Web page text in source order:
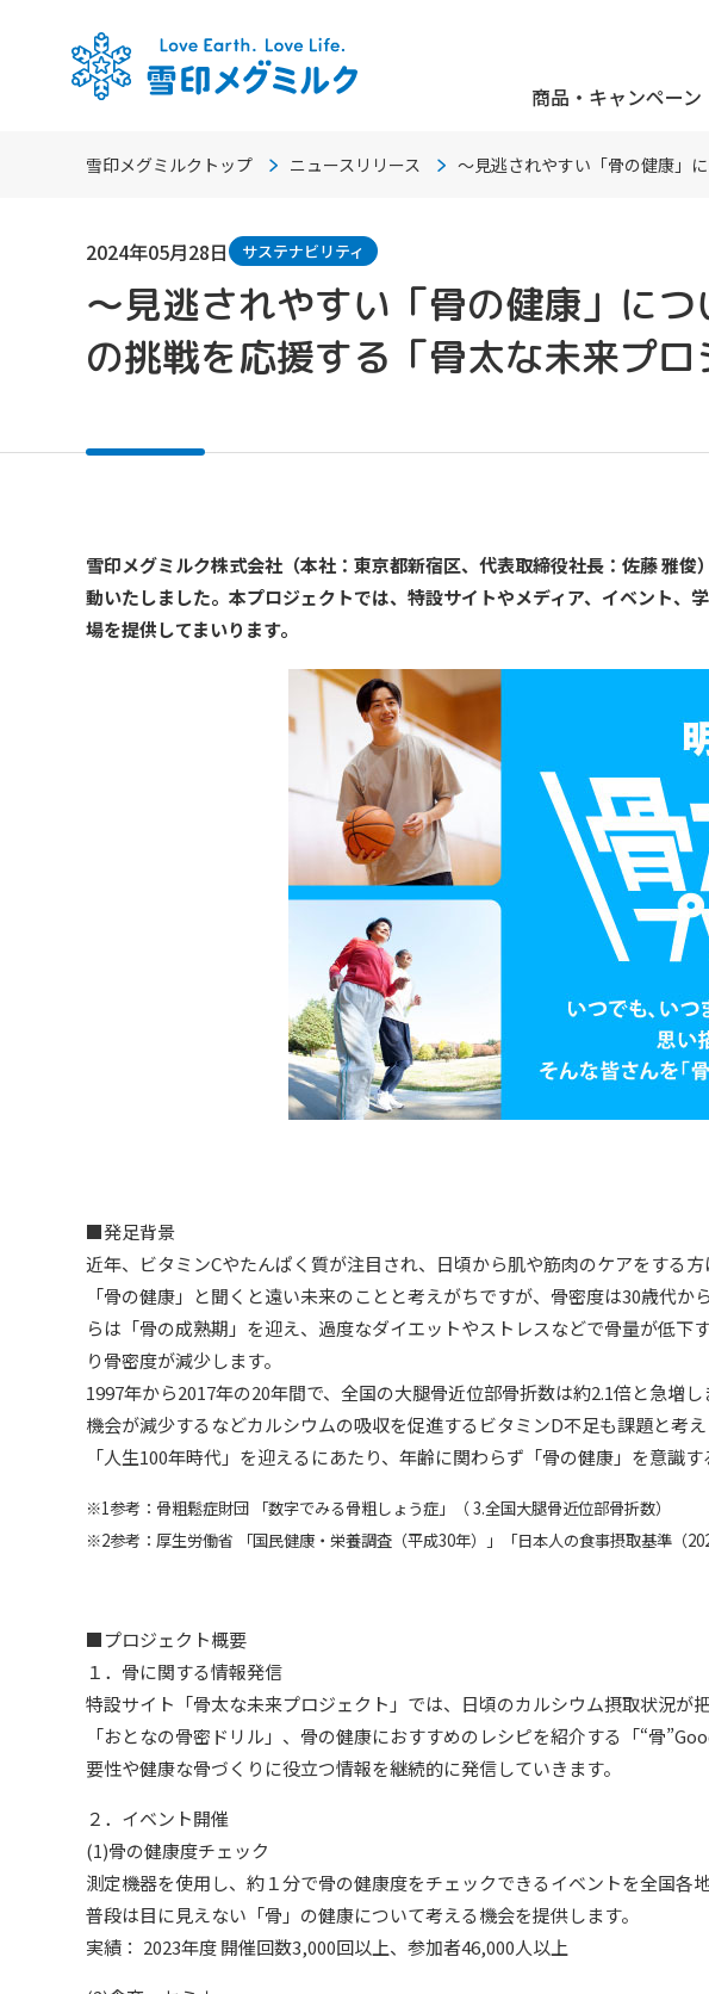
商品・ キャンペーン
雪印メグミルクトップ ニュースリリース ～見逃されやすい「骨の健康」
2024年05月28日 サステナビリティ
～見逃されやすい「骨の健康」に
の挑戦を応援する「骨太な未来プ
雪印メグミルク株式会社（本社：東京都新宿区、代表取締役社長：佐藤 雅
動いたしました。本プロジェクトでは、特設サイトやメディア、イベント
場を提供してまいります。
■発足背景
近年、ビタミンCやたんぱく質が注目され、日頃から肌や筋肉のケアをする
「骨の健康」と聞くと遠い未来のことと考えがちですが、骨密度は30歳代
らは「骨の成熟期」を迎え、過度なダイエットやストレスなどで骨量が低
り骨密度が減少します。
1997年から2017年の20年間で、全国の大腿骨近位部骨折数は約2.1倍と急増し
機会が減少するなどカルシウムの吸収を促進するビタミンD不足も課題と考え
「人生100年時代」を迎えるにあたり、年齢に関わらず「骨の健康」を意識す
※1参考：骨粗鬆症財団 「数字でみる骨粗しょう症」（ 3.全国大腿骨近位部骨折数）
※2参考：厚生労働省 「国民健康・栄養調査（平成30年）」「日本人の食事摂取基準（
■プロジェクト概要
１．骨に関する情報発信
特設サイト「骨太な未来プロジェクト」では、日頃のカルシウム摂取状況
「おとなの骨密ドリル」、骨の健康におすすめのレシピを紹介する「“骨
要性や健康な骨づくりに役立つ情報を継続的に発信していきます。
２．イベント開催
(1)骨の健康度チェック
測定機器を使用し、約１分で骨の健康度をチェックできるイベントを全国各
普段は目に見えない「骨」の健康について考える機会を提供します。
実績： 2023年度 開催回数3,000回以上、参加者46,000人以上